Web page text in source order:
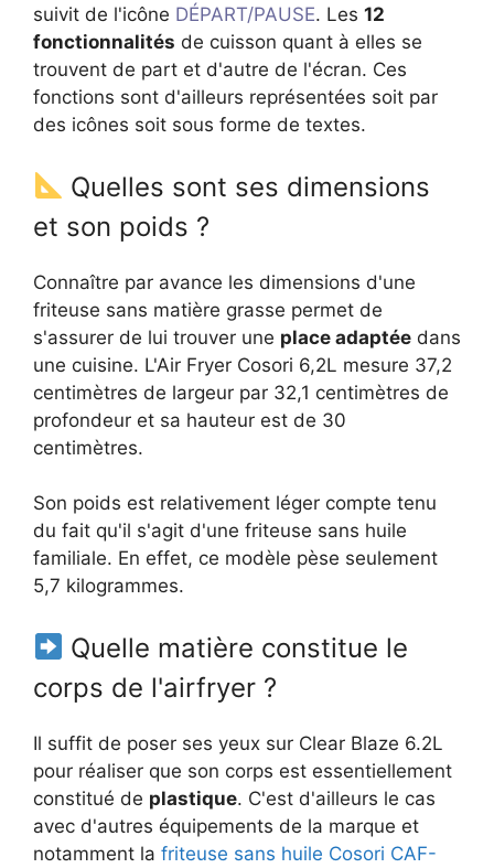
suivit de l'icône DÉPART/PAUSE. Les 12
fonctionnalités de cuisson quant à elles se
trouvent de part et d'autre de l'écran. Ces
fonctions sont d'ailleurs représentées soit par
des icônes soit sous forme de textes.
Quelles sont ses dimensions
et son poids ?
Connaître par avance les dimensions d'une
friteuse sans matière grasse permet de
s'assurer de lui trouver une place adaptée dans
une cuisine. L'Air Fryer Cosori 6,2L mesure 37,2
centimètres de largeur par 32,1 centimètres de
profondeur et sa hauteur est de 30
centimètres.
Son poids est relativement léger compte tenu
du fait qu'il s'agit d'une friteuse sans huile
familiale. En effet, ce modèle pèse seulement
5,7 kilogrammes.
Quelle matière constitue le
corps de l'airfryer ?
Il suffit de poser ses yeux sur Clear Blaze 6.2L
pour réaliser que son corps est essentiellement
constitué de plastique. C'est d'ailleurs le cas
avec d'autres équipements de la marque et
notamment la friteuse sans huile Cosori CAF-